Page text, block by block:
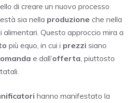
di creare un nuovo processo
sia nella produzione che nella
alimentari. Questo approccio mira a
più equo, in cui i prezzi siano
e dall’offerta, piuttosto
hanno manifestato la